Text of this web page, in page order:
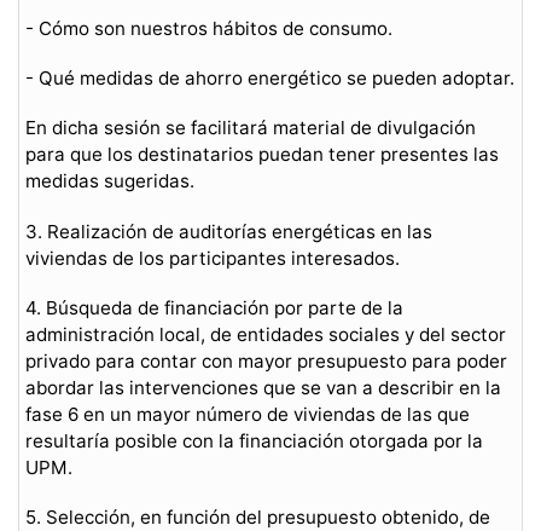
- Cómo son nuestros hábitos de consumo.
- Qué medidas de ahorro energético se pueden adoptar.
En dicha sesión se facilitará material de divulgación
para que los destinatarios puedan tener presentes las
medidas sugeridas.
3. Realización de auditorías energéticas en las
viviendas de los participantes interesados.
4. Búsqueda de financiación por parte de la
administración local, de entidades sociales y del sector
privado para contar con mayor presupuesto para poder
abordar las intervenciones que se van a describir en la
fase 6 en un mayor número de viviendas de las que
resultaría posible con la financiación otorgada por la
UPM.
5. Selección, en función del presupuesto obtenido, de